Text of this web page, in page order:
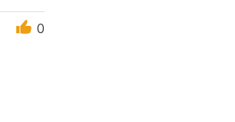
0